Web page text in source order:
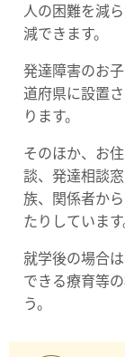
人の困難を減
減できます。
発達障害のお
道府県に設置
ります。
そのほか、お
談、発達相談
族、関係者か
たりしています
就学後の場合
できる療育等
う。